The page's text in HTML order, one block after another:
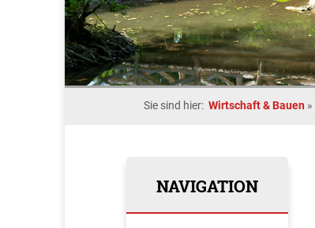
Sie sind hier: Wirtschaft & Bauen »
NAVIGATION